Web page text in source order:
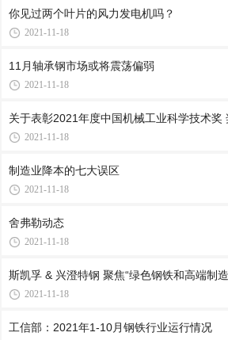
你见过两个叶片的风力发电机吗？
2021-11-18
11月轴承钢市场或将震荡偏弱
2021-11-18
关于表彰2021年度中国机械工业科学技术奖
2021-11-18
制造业降本的七大误区
2021-11-18
舍弗勒动态
2021-11-18
斯凯孚 & 兴澄特钢 聚焦“绿色钢铁和高端制
2021-11-18
工信部：2021年1-10月钢铁行业运行情况